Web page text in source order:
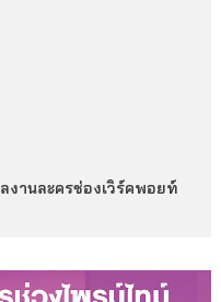
งานละครช่องเวิร์คพอยท์